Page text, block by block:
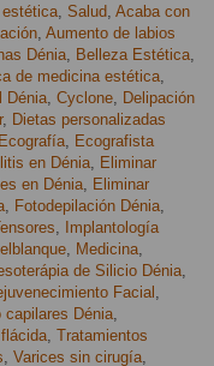
estética Salud Acaba con
Aumento de labios
Dénia Belleza Estética
de medicina estética
Dénia Cyclone
Delipación
, Dietas personalizadas
Ecografía
Ecografista
en Dénia
Eliminar
en Dénia
Eliminar
Fotodepilación Dénia
Implantología
Medicina
de Silicio Dénia
Facial
capilares Dénia
Tratamientos
Varices sin cirugía